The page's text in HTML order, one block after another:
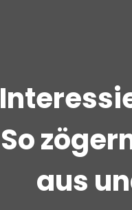
So
aus